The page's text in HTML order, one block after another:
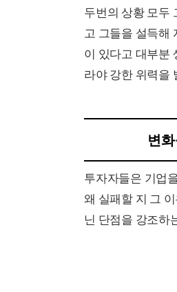
두번의 상황 모두
고 그들을 설득해
이 있다고 대부분
라야 강한 위력을
변
투자자들은 기업
왜 실패할 지 그
닌 단점을 강조하